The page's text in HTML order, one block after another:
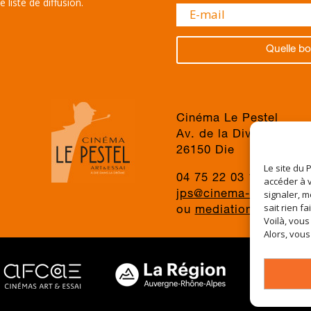
Le site du
accéder à
signaler,
sait rien
Voilà,
Alors,
liste de diffusion.
Quelle
Cinéma Le Pestel
Av. de la Division du
26150 Die
04 75 22 03 19
jps@cinema-le-
ou